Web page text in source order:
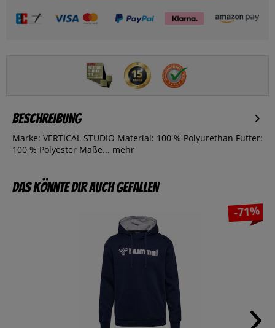
Beschreibung
Marke: VERTICAL STUDIO Material: 100 % Polyurethan Futter:
100 % Polyester Maße... mehr
Das könnte dir auch gefallen
-71%